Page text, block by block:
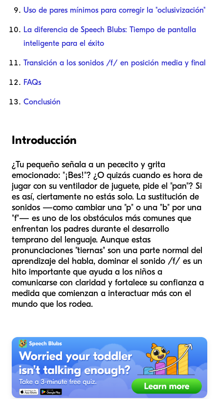
Uso de pares mínimos para corregir la "oclusivización"
La diferencia de Speech Blubs: Tiempo de pantalla
inteligente para el éxito
Transición a los sonidos /f/ en posición media y final
FAQs
Conclusión
Introducción
¿Tu pequeño señala a un pececito y grita
emocionado: "¡Bes!"? ¿O quizás cuando es hora de
jugar con su ventilador de juguete, pide el "pan"? Si
es así, ciertamente no estás solo. La sustitución de
sonidos —como cambiar una "p" o una "b" por una
"f"— es uno de los obstáculos más comunes que
enfrentan los padres durante el desarrollo
temprano del lenguaje. Aunque estas
pronunciaciones "tiernas" son una parte normal del
aprendizaje del habla, dominar el sonido /f/ es un
hito importante que ayuda a los niños a
comunicarse con claridad y fortalece su confianza a
medida que comienzan a interactuar más con el
mundo que los rodea.